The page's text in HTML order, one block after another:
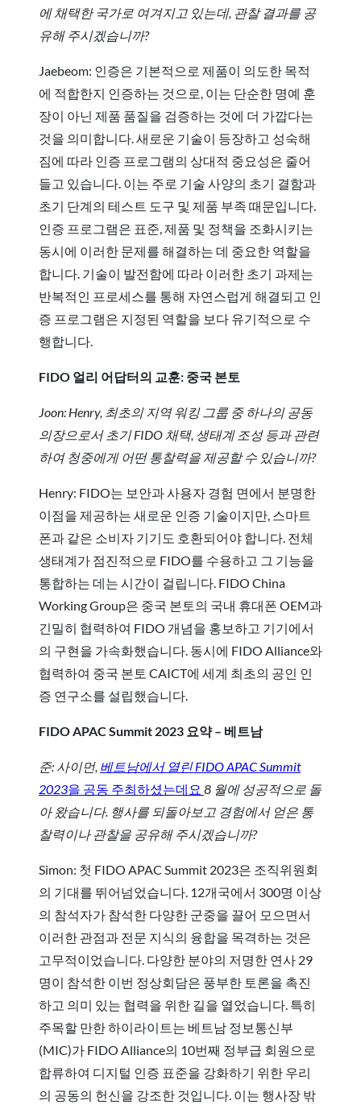
에 채택한 국가로 여겨지고 있는데, 관찰 결과를 공
유해 주시겠습니까?
Jaebeom: 인증은 기본적으로 제품이 의도한 목적
에 적합한지 인증하는 것으로, 이는 단순한 명예 훈
장이 아닌 제품 품질을 검증하는 것에 더 가깝다는
것을 의미합니다. 새로운 기술이 등장하고 성숙해
짐에 따라 인증 프로그램의 상대적 중요성은 줄어
들고 있습니다. 이는 주로 기술 사양의 초기 결함과
초기 단계의 테스트 도구 및 제품 부족 때문입니다.
인증 프로그램은 표준, 제품 및 정책을 조화시키는
동시에 이러한 문제를 해결하는 데 중요한 역할을
합니다. 기술이 발전함에 따라 이러한 초기 과제는
반복적인 프로세스를 통해 자연스럽게 해결되고 인
증 프로그램은 지정된 역할을 보다 유기적으로 수
행합니다.
FIDO 얼리 어답터의 교훈: 중국 본토
Joon: Henry, 최초의 지역 워킹 그룹 중 하나의 공동
의장으로서 초기 FIDO 채택, 생태계 조성 등과 관련
하여 청중에게 어떤 통찰력을 제공할 수 있습니까?
Henry: FIDO는 보안과 사용자 경험 면에서 분명한
이점을 제공하는 새로운 인증 기술이지만, 스마트
폰과 같은 소비자 기기도 호환되어야 합니다. 전체
생태계가 점진적으로 FIDO를 수용하고 그 기능을
통합하는 데는 시간이 걸립니다. FIDO China
Working Group은 중국 본토의 국내 휴대폰 OEM과
긴밀히 협력하여 FIDO 개념을 홍보하고 기기에서
의 구현을 가속화했습니다. 동시에 FIDO Alliance와
협력하여 중국 본토 CAICT에 세계 최초의 공인 인
증 연구소를 설립했습니다.
FIDO APAC Summit 2023 요약 – 베트남
준: 사이먼, 베트남에서 열린 FIDO APAC Summit
2023을 공동 주최하셨는데요 8 월에 성공적으로 돌
아 왔습니다. 행사를 되돌아보고 경험에서 얻은 통
찰력이나 관찰을 공유해 주시겠습니까?
Simon: 첫 FIDO APAC Summit 2023은 조직위원회
의 기대를 뛰어넘었습니다. 12개국에서 300명 이상
의 참석자가 참석한 다양한 군중을 끌어 모으면서
이러한 관점과 전문 지식의 융합을 목격하는 것은
고무적이었습니다. 다양한 분야의 저명한 연사 29
명이 참석한 이번 정상회담은 풍부한 토론을 촉진
하고 의미 있는 협력을 위한 길을 열었습니다. 특히
주목할 만한 하이라이트는 베트남 정보통신부
(MIC)가 FIDO Alliance의 10번째 정부급 회원으로
합류하여 디지털 인증 표준을 강화하기 위한 우리
의 공동의 헌신을 강조한 것입니다. 이는 행사장 밖